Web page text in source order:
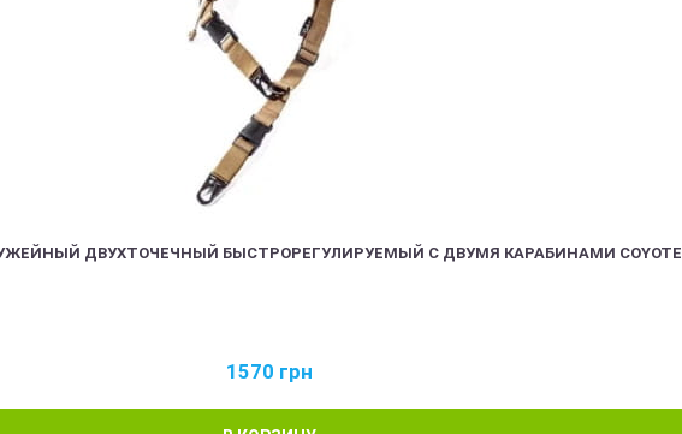
ДВУХТОЧЕЧНЫЙ БЫСТРОРЕГУЛИРУЕМЫЙ С ДВУМЯ КАРАБИНАМИ COYOTE
1570 грн